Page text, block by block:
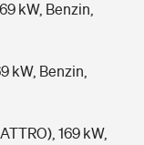
kW, Benzin,
kW, Benzin,
169 kW,